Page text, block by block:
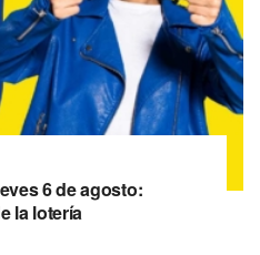
6 de agosto:
la lotería